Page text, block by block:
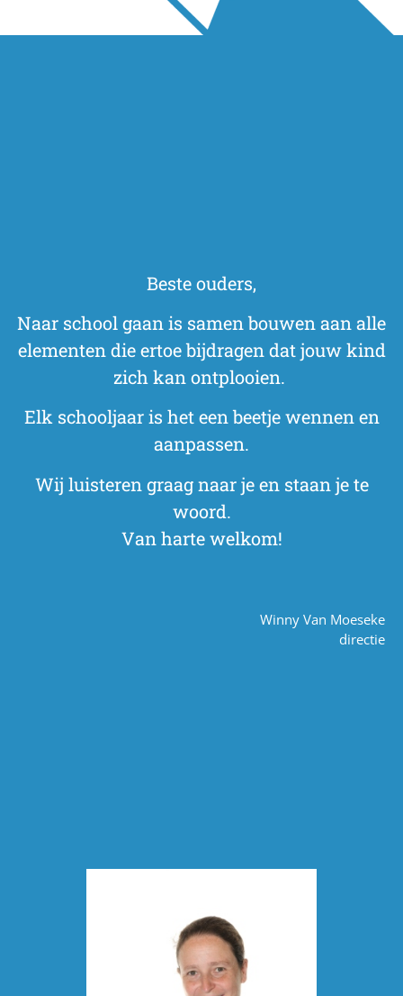
Beste ouders,
Naar school gaan is samen bouwen aan alle
elementen die ertoe bijdragen dat jouw kind
zich kan ontplooien.
Elk schooljaar is het een beetje wennen en
aanpassen.
Wij luisteren graag naar je en staan je te
woord.
Van harte welkom!
Winny Van Moeseke
directie